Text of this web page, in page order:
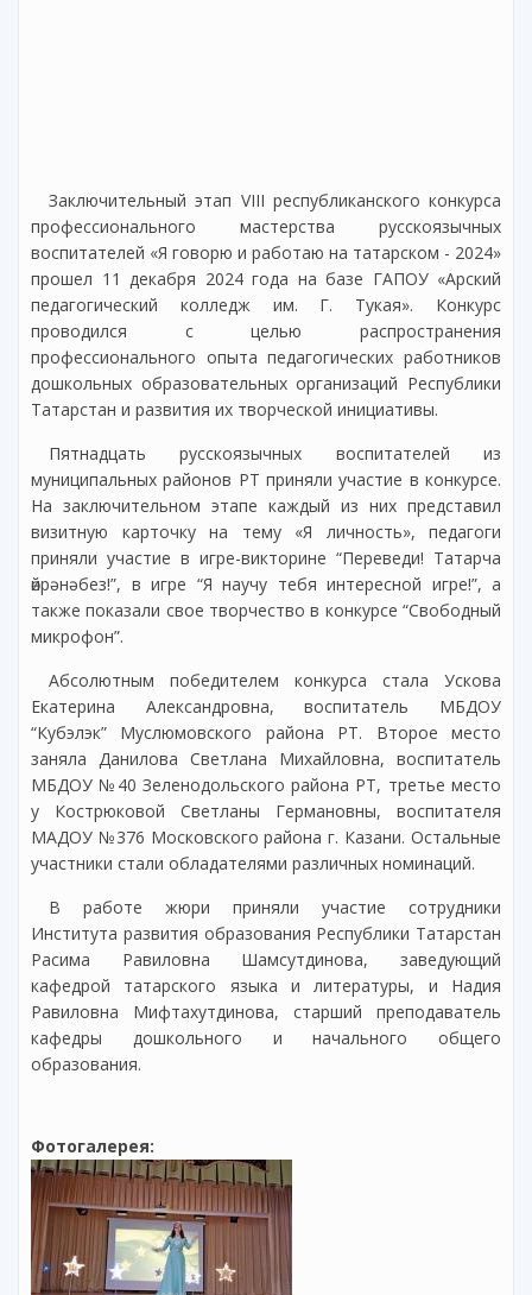
Заключительный этап VIII республиканского конкурса
профессионального мастерства русскоязычных
воспитателей «Я говорю и работаю на татарском - 2024»
прошел 11 декабря 2024 года на базе ГАПОУ «Арский
педагогический колледж им. Г. Тукая». Конкурс
проводился с целью распространения
профессионального опыта педагогических работников
дошкольных образовательных организаций Республики
Татарстан и развития их творческой инициативы.
Пятнадцать русскоязычных воспитателей из
муниципальных районов РТ приняли участие в конкурсе.
На заключительном этапе каждый из них представил
визитную карточку на тему «Я личность», педагоги
приняли участие в игре-викторине “Переведи! Татарча
өйрәнәбез!”, в игре “Я научу тебя интересной игре!”, а
также показали свое творчество в конкурсе “Свободный
микрофон”.
Абсолютным победителем конкурса стала Ускова
Екатерина Александровна, воспитатель МБДОУ
“Кубэлэк” Муслюмовского района РТ. Второе место
заняла Данилова Светлана Михайловна, воспитатель
МБДОУ №40 Зеленодольского района РТ, третье место
у Кострюковой Светланы Германовны, воспитателя
МАДОУ №376 Московского района г. Казани. Остальные
участники стали обладателями различных номинаций.
В работе жюри приняли участие сотрудники
Института развития образования Республики Татарстан
Расима Равиловна Шамсутдинова, заведующий
кафедрой татарского языка и литературы, и Надия
Равиловна Мифтахутдинова, старший преподаватель
кафедры дошкольного и начального общего
образования.
Фотогалерея: